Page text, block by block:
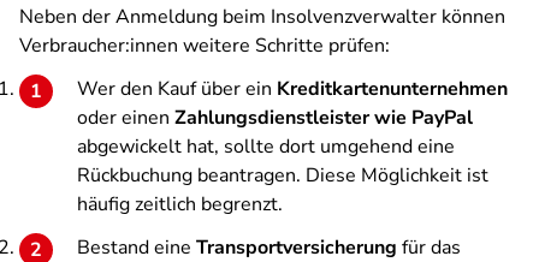
Neben der Anmeldung beim Insolvenzverwalter können
Verbraucher:innen weitere Schritte prüfen:
Wer den Kauf über ein Kreditkartenunternehmen
oder einen Zahlungsdienstleister wie PayPal
abgewickelt hat, sollte dort umgehend eine
Rückbuchung beantragen. Diese Möglichkeit ist
häufig zeitlich begrenzt.
Bestand eine Transportversicherung für das